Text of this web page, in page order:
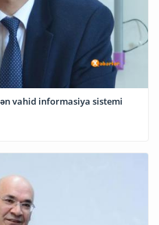
vahid informasiya sistemi